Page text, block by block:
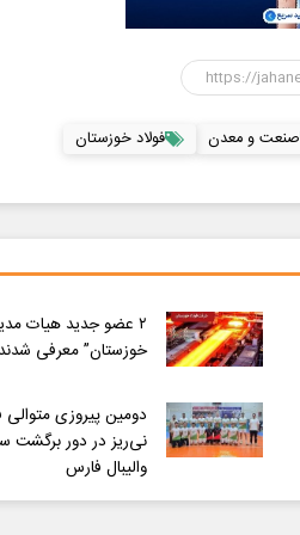
صنعت و معدن
فولاد خوزستان
۲ عضو جدید هیات
خوزستان” معرفی شدند
دومین پیروزی متوالی
نی‌ریز در دور برگشت
والیبال فارس